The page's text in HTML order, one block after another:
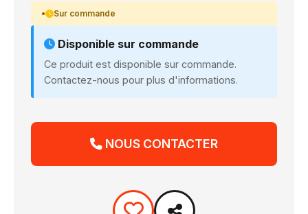
Sur commande
Disponible sur commande
Ce produit est disponible sur commande.
Contactez-nous pour plus d'informations.
NOUS CONTACTER